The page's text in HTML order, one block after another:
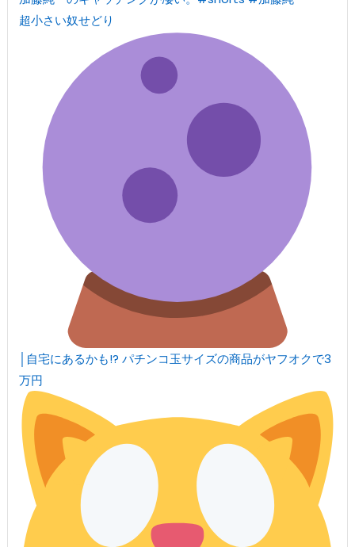
超小さい奴せどり
│自宅にあるかも!? パチンコ玉サイズの商品がヤフオクで3
万円